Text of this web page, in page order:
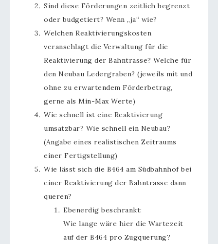
Sind diese Förderungen zeitlich begrenzt
oder budgetiert? Wenn „ja“ wie?
Welchen Reaktivierungskosten
veranschlagt die Verwaltung für die
Reaktivierung der Bahntrasse? Welche für
den Neubau Ledergraben? (jeweils mit und
ohne zu erwartendem Förderbetrag,
gerne als Min-Max Werte)
Wie schnell ist eine Reaktivierung
umsatzbar? Wie schnell ein Neubau?
(Angabe eines realistischen Zeitraums
einer Fertigstellung)
Wie lässt sich die B464 am Südbahnhof bei
einer Reaktivierung der Bahntrasse dann
queren?
Ebenerdig beschrankt:
Wie lange wäre hier die Wartezeit
auf der B464 pro Zugquerung?